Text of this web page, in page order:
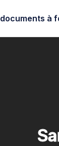
documents à